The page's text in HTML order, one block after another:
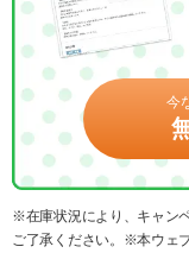
今
※在庫状況により、キャン
ご了承ください。※本ウェ